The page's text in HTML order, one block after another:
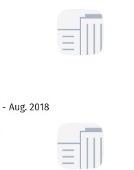
Aug. 2018